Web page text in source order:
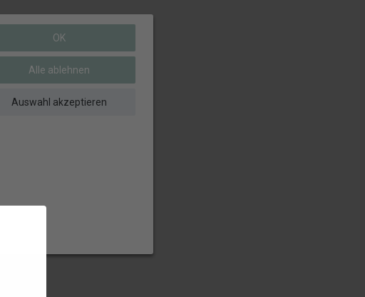
OK
Alle ablehnen
Auswahl akzeptieren